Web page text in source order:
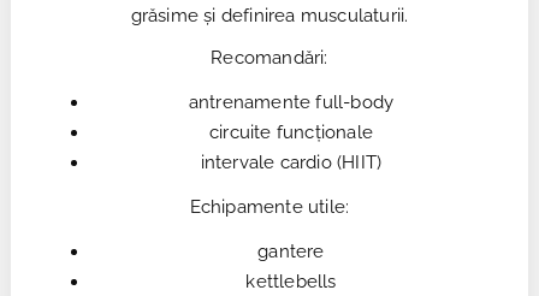
grăsime și definirea musculaturii.
Recomandări:
antrenamente full-body
circuite funcționale
intervale cardio (HIIT)
Echipamente utile:
gantere
kettlebells